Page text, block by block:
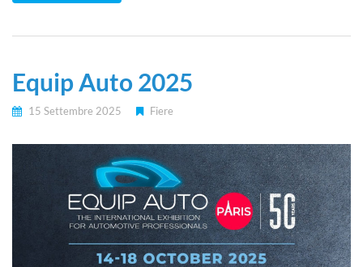
Equip Auto 2025
15 Settembre 2025 Fiere